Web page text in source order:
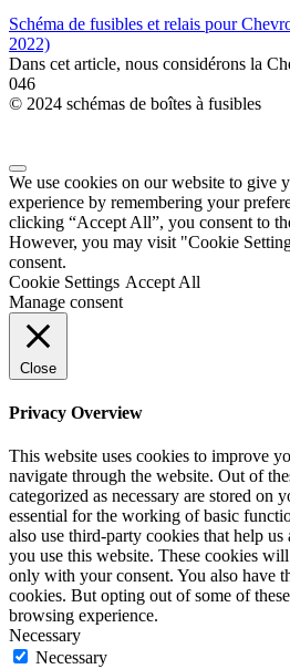
Schéma de fusibles et relais pour
2022)
Dans cet article, nous considérons la
046
© 2024 schémas de boîtes à fusibles
We use cookies on our website to give
experience by remembering your
clicking “Accept All”, you consent to
However, you may visit "Cookie
consent.
Cookie Settings Accept All
Manage consent
Close
Privacy Overview
This website uses cookies to improve
navigate through the website. Out of
categorized as necessary are stored on
essential for the working of basic
also use third-party cookies that help
you use this website. These cookies
only with your consent. You also have
cookies. But opting out of some of
browsing experience.
Necessary
Necessary